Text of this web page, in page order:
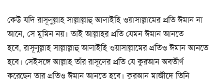
কেউ যদি রাসূলুল্লাহ সাল্লাল্লাহু আলাইহি ওয়াসাল্লামের প্রতি ঈমান না
আনে, সে মুমিন নয়। তাই আল্লাহর প্রতি যেমন ঈমান আনতে
হবে, রাসূলুল্লাহ সাল্লাল্লাহু আলাইহি ওয়াসাল্লামের প্রতিও ঈমান আনতে
হবে। সেইসঙ্গে আল্লাহ তাঁর রাসূলের প্রতি যে কুরআন অবতীর্ণ
করেছেন তার প্রতিও ঈমান আনতে হবে। কুরআন মাজীদে তিনি